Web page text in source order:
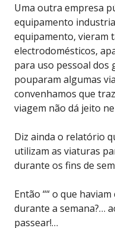
Uma outra empresa
equipamento
equipamento, vieram
electrodomésticos,
para uso pessoal dos
pouparam algumas
convenhamos que
viagem não dá jeito
Diz ainda o relatório
utilizam as viaturas
durante os fins de
Então ““ o que
durante a semana?…
passear!…